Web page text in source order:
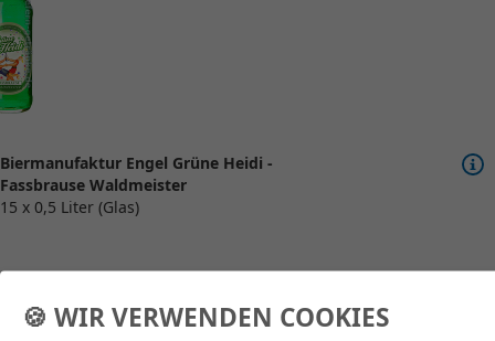
Biermanufaktur Engel Grüne Heidi -
Fassbrause Waldmeister
15 x 0,5 Liter (Glas)
🍪 WIR VERWENDEN COOKIES